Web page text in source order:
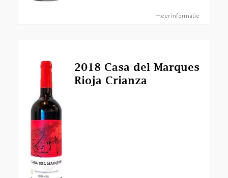
meer informatie
2018 Casa del Marques
Rioja Crianza